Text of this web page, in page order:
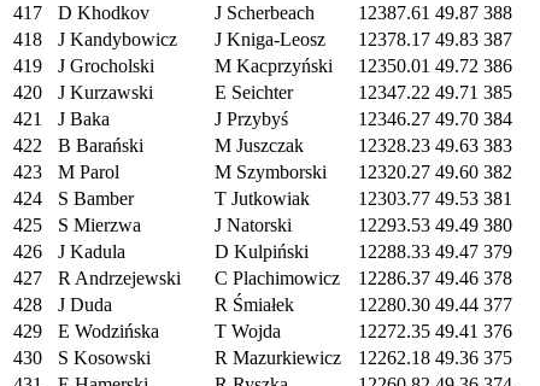
417
D Khodkov J Scherbeach 12387.61 49.87 388
418
J Kandybowicz J Kniga-Leosz 12378.17 49.83 387
419
J Grocholski M Kacprzyński 12350.01 49.72 386
420
J Kurzawski E Seichter 12347.22 49.71 385
421
J Baka J Przybyś 12346.27 49.70 384
422
B Barański M Juszczak 12328.23 49.63 383
423
M Parol M Szymborski 12320.27 49.60 382
424
S Bamber T Jutkowiak 12303.77 49.53 381
425
S Mierzwa J Natorski 12293.53 49.49 380
426
J Kadula D Kulpiński 12288.33 49.47 379
427
R Andrzejewski C Plachimowicz 12286.37 49.46 378
428
J Duda R Śmiałek 12280.30 49.44 377
429
E Wodzińska T Wojda 12272.35 49.41 376
430
S Kosowski R Mazurkiewicz 12262.18 49.36 375